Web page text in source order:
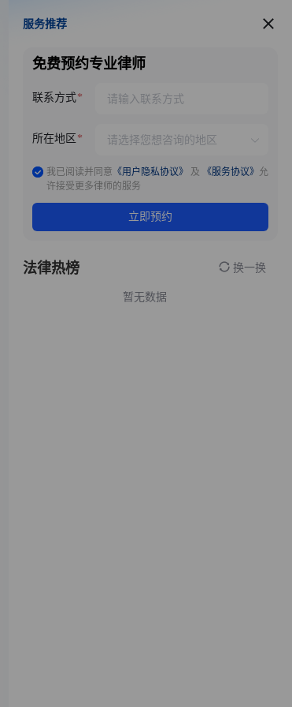
服务推荐
服务推荐
免费预约专业律师
联系方式
所在地区
我已阅读并同意 《用户隐私协议》 及 《服务协议》 允
许接受更多律师的服务
立即预约
法律热榜 换一换
暂无数据